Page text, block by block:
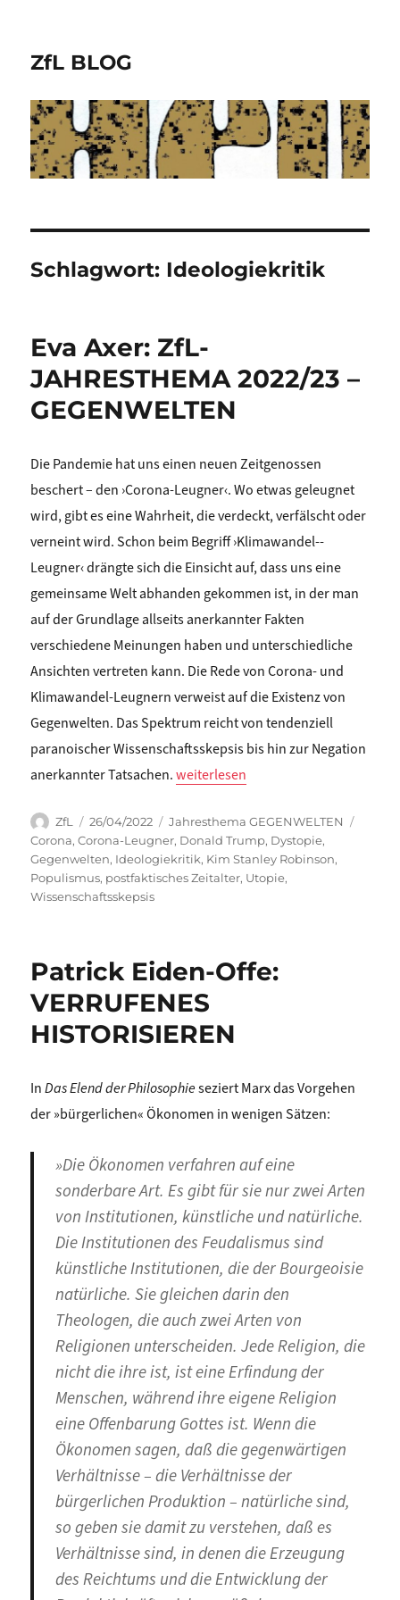
ZfL BLOG
Schlagwort: Ideologiekritik
Eva Axer: ZfL-
JAHRESTHEMA 2022/23 –
GEGENWELTEN
Die Pandemie hat uns einen neuen Zeitgenossen
beschert – den ›Corona-Leugner‹. Wo etwas geleugnet
wird, gibt es eine Wahrheit, die verdeckt, verfälscht oder
verneint wird. Schon beim Begriff ›Klimawandel-­
Leugner‹ drängte sich die Einsicht auf, dass uns eine
gemeinsame Welt abhanden gekommen ist, in der man
auf der Grundlage allseits anerkannter Fakten
verschiedene Meinungen haben und unterschiedliche
Ansichten vertreten kann. Die Rede von Corona- und
Klimawandel-Leugnern verweist auf die Existenz von
Gegenwelten. Das Spektrum reicht von tendenziell
paranoischer Wissenschaftsskepsis bis hin zur Negation
anerkannter Tatsachen.„Eva Axer: ZfL-JAHRESTHEMA 2022/
weiterlesen
Autor
ZfL
Veröffentlicht
am
26/04/2022 Kategorien
Jahresthema GEGENWELTEN
Corona,Corona-Leugner, Donald Trump, Dystopie,
Gegenwelten, Ideologiekritik, Kim Stanley Robinson,
Populismus, postfaktisches Zeitalter, Utopie,
Wissenschaftsskepsis
Patrick Eiden-Offe:
VERRUFENES
HISTORISIEREN
InDasElend der Philosophieseziert Marx das Vorgehen
der »bürgerlichen« Ökonomen in wenigen Sätzen:
»Die Ökonomen verfahren auf eine
sonderbare Art. Es gibt für sie nur zwei Arten
von Institutionen, künstliche und natürliche.
Die Institutionen des Feudalismus sind
künstliche Institutionen, die der Bourgeoisie
natürliche. Sie gleichen darin den
Theologen, die auch zwei Arten von
Religionen unterscheiden. Jede Religion, die
nicht die ihre ist, ist eine Erfindung der
Menschen, während ihre eigene Religion
eine Offenbarung Gottes ist. Wenn die
Ökonomen sagen, daß die gegenwärtigen
Verhältnisse – die Verhältnisse der
bürgerlichen Produktion – natürliche sind,
so geben sie damit zu verstehen, daß es
Verhältnisse sind, in denen die Erzeugung
des Reichtums und die Entwicklung der